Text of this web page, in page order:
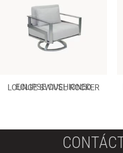
ECLIPSE CUSHIONED LOUNGE SWIVEL ROCKER